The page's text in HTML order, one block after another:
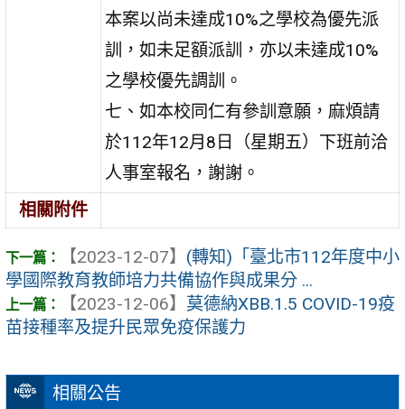
相關公告
本案以尚未達成10%之學校為優先派
訓，如未足額派訓，亦以未達成10%
之學校優先調訓。
七、如本校同仁有參訓意願，麻煩請
於112年12月8日（星期五）下班前洽
人事室報名，謝謝。
相關附件
【2023-12-07】 (轉知)「臺北市112年度中小
學國際教育教師培力共備協作與成果分 ...
【2023-12-06】 莫德納XBB.1.5 COVID-19疫
苗接種率及提升民眾免疫保護力